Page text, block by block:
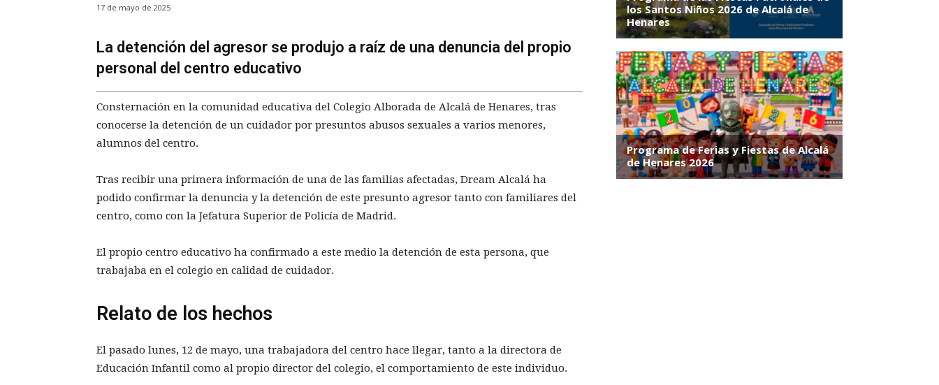
17 de mayo de 2025
La detención del agresor se produjo a raíz de una denuncia del propio
personal del centro educativo
Consternación en la comunidad educativa del Colegio Alborada de Alcalá de Henares, tras
conocerse la detención de un cuidador por presuntos abusos sexuales a varios menores,
alumnos del centro.
Tras recibir una primera información de una de las familias afectadas, Dream Alcalá ha
podido confirmar la denuncia y la detención de este presunto agresor tanto con familiares del
centro, como con la Jefatura Superior de Policía de Madrid.
El propio centro educativo ha confirmado a este medio la detención de esta persona, que
trabajaba en el colegio en calidad de cuidador.
Relato de los hechos
El pasado lunes, 12 de mayo, una trabajadora del centro hace llegar, tanto a la directora de
Educación Infantil como al propio director del colegio, el comportamiento de este individuo.